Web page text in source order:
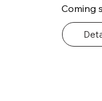
Coming